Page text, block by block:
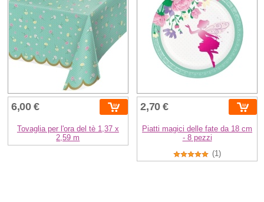
6,00 €
Tovaglia per l'ora del tè 1,37 x
2,59 m
2,70 €
Piatti magici delle fate da 18 cm
- 8 pezzi
(1)